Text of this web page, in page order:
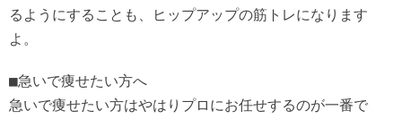
るようにすることも、ヒップアップの筋トレになります
よ。
■急いで痩せたい方へ
急いで痩せたい方はやはりプロにお任せするのが一番で